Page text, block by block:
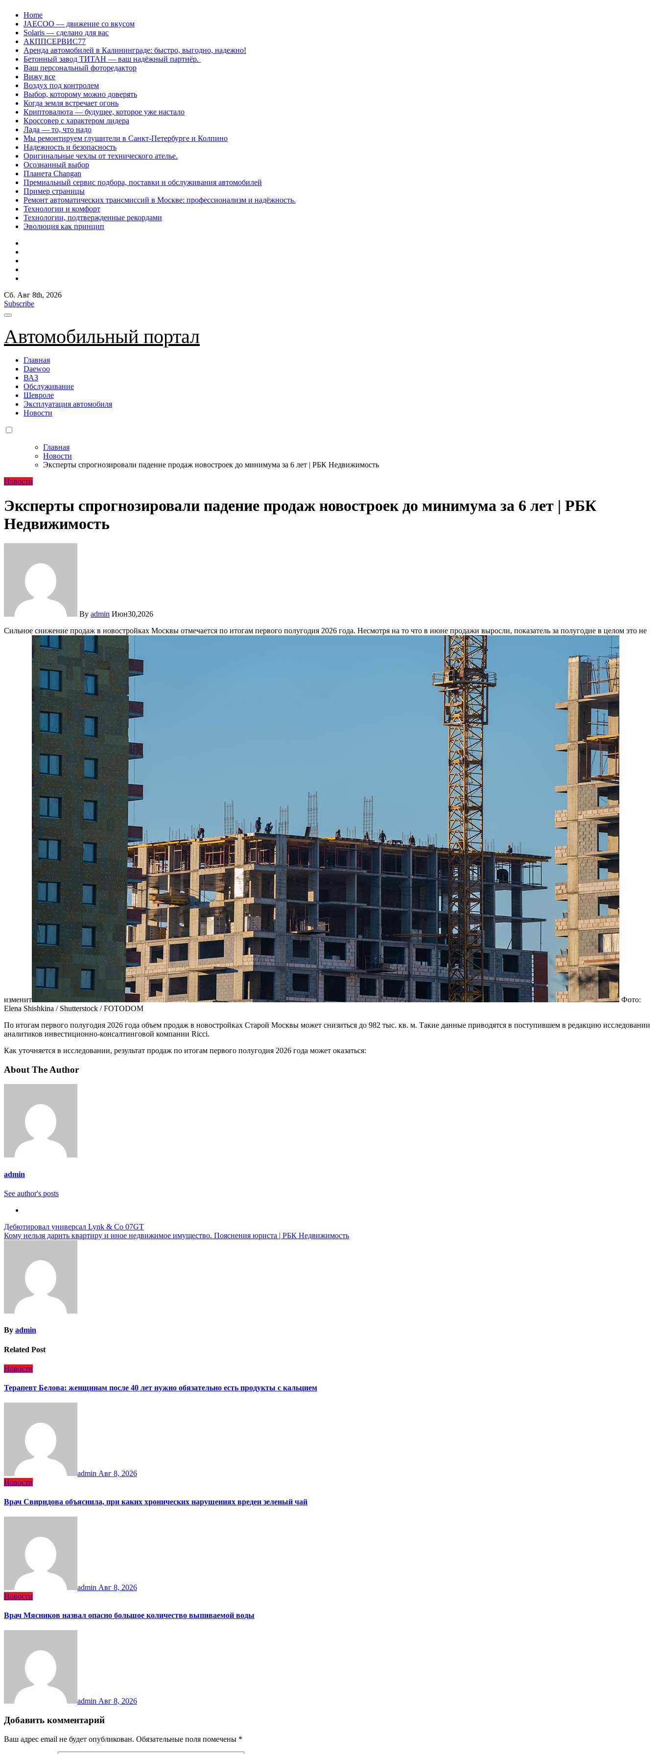
Перейти
содержанию
Home
JAECOO — движение со вкусом
Solaris — сделано для вас
АКППСЕРВИС77
Аренда автомобилей в Калининграде: быстро, выгодно, надежно!
Бетонный завод ТИТАН — ваш надёжный партнёр.
Ваш персональный фоторедактор
Вижу все
Воздух под контролем
Выбор, которому можно доверять
Когда земля встречает огонь
Криптовалюта — будущее, которое уже настало
Кроссовер с характером лидера
Лада — то, что надо
Мы ремонтируем глушители в Санкт-Петербурге и Колпино
Надежность и безопасность
Оригинальные чехлы от технического ателье.
Осознанный выбор
Планета Changan
Премиальный сервис подбора, поставки и обслуживания автомобилей
Пример страницы
Ремонт автоматических трансмиссий в Москве: профессионализм и надёжность.
Технологии и комфорт
Технологии, подтвержденные рекордами
Эволюция как принцип
Сб. Авг 8th, 2026
Subscribe
Автомобильный портал
Главная
Daewoo
ВАЗ
Обслуживание
Шевроле
Эксплуатация автомобиля
Новости
Главная
Новости
Эксперты спрогнозировали падение продаж новостроек до минимума за 6 лет | РБК Недвижимость
Новости
Эксперты спрогнозировали падение продаж новостроек до минимума за 6 лет | РБК
Недвижимость
By admin Июн30,2026
Сильное снижение продаж в новостройках Москвы отмечается по итогам первого полугодия 2026 года. Несмотря на то что в июне продажи выросли, показатель за полугодие в целом это не
изменит
Фото:
Elena Shishkina / Shutterstock / FOTODOM
По итогам первого полугодия 2026 года объем продаж в новостройках Старой Москвы может снизиться до 982 тыс. кв. м. Такие данные приводятся в поступившем в редакцию исследовании
аналитиков инвестиционно-консалтинговой компании Ricci.
Как уточняется в исследовании, результат продаж по итогам первого полугодия 2026 года может оказаться:
About The Author
admin
See author's posts
Навигация
по
Дебютировал универсал Lynk & Co 07GT
Кому нельзя дарить квартиру и иное недвижимое имущество. Пояснения юриста | РБК Недвижимость
By admin
Related Post
Новости
Терапевт Белова: женщинам после 40 лет нужно обязательно есть продукты с кальцием
admin Авг 8, 2026
Новости
Врач Свиридова объяснила, при каких хронических нарушениях вреден зеленый чай
admin Авг 8, 2026
Новости
Врач Мясников назвал опасно большое количество выпиваемой воды
admin Авг 8, 2026
Добавить комментарий
Ваш адрес email не будет опубликован. Обязательные поля помечены *